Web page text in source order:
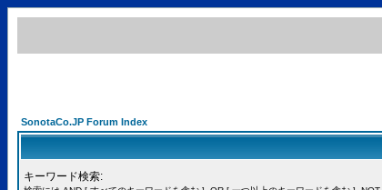
SonotaCo.JP Forum Index
キーワード検索: